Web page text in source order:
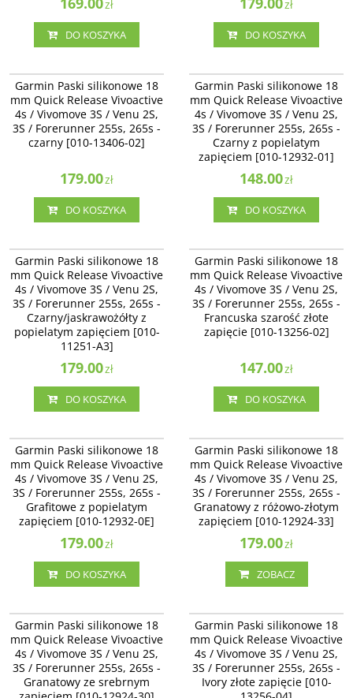
zł
DO KOSZYKA
zł
DO KOSZYKA
Garmin Paski silikonowe 18 mm
Quick Release Vivoactive 4s /
Vivomove 3S / Venu 2S, 3S /
Forerunner 255s, 265s - czarny
[010-13406-02]
Garmin Paski silikonowe 18
mm Quick Release Vivoactive
4s / Vivomove 3S / Venu 2S,
3S / Forerunner 255s, 265s -
czarny [010-13406-02]
179.00zł
DO KOSZYKA
Garmin Paski silikonowe 18 mm
Quick Release Vivoactive 4s /
Vivomove 3S / Venu 2S - Czarny z
popielatym zapięciem [010-12932-
01]
Garmin Paski silikonowe 18
mm Quick Release Vivoactive
4s / Vivomove 3S / Venu 2S,
3S / Forerunner 255s, 265s -
Czarny z popielatym
zapięciem [010-12932-01]
148.00zł
DO KOSZYKA
Garmin Paski silikonowe 18 mm
Quick Release Vivoactive 4s /
Vivomove 3S / Venu 2S /
Forerunner 255s, 265s -
Czarny/jaskrawożółty z popielatym
zapięciem [010-11251-A3]
Garmin Paski silikonowe 18
mm Quick Release Vivoactive
4s / Vivomove 3S / Venu 2S,
3S / Forerunner 255s, 265s -
Czarny/jaskrawożółty z
popielatym zapięciem [010-
11251-A3]
179.00zł
DO KOSZYKA
Garmin Paski silikonowe 18 mm
Quick Release Vivoactive 4s /
Vivomove 3S / Venu 2S, 3S /
Forerunner 255s, 265s - Francuska
szarość złote zapięcie [010-13256-
02]
Garmin Paski silikonowe 18
mm Quick Release Vivoactive
4s / Vivomove 3S / Venu 2S,
3S / Forerunner 255s, 265s -
Francuska szarość złote
zapięcie [010-13256-02]
147.00zł
DO KOSZYKA
Garmin Paski silikonowe 18 mm
Quick Release Vivoactive 4s /
Vivomove 3S / Venu 2S - Grafitowe
z popielatym zapięciem [010-12932-
0E]
Garmin Paski silikonowe 18
mm Quick Release Vivoactive
4s / Vivomove 3S / Venu 2S,
3S / Forerunner 255s, 265s -
Grafitowe z popielatym
zapięciem [010-12932-0E]
179.00zł
DO KOSZYKA
Garmin Paski silikonowe 18 mm
Quick Release Vivoactive 4s /
Vivomove 3S / Venu 2S -
Granatowy z różowo-złotym
zapięciem [010-12924-33]
Dostępność: Zakończono
produkcję. Produkt niedostępny.
Garmin Paski silikonowe 18
mm Quick Release Vivoactive
4s / Vivomove 3S / Venu 2S,
3S / Forerunner 255s, 265s -
Granatowy z różowo-złotym
zapięciem [010-12924-33]
179.00zł
ZOBACZ
Garmin Paski silikonowe 18 mm
Quick Release Vivoactive 4s /
Vivomove 3S / Venu 2S -
Granatowy ze srebrnym zapięciem
[010-12924-30]
Dostępność: Zakończono
produkcję. Produkt niedostępny.
Garmin Paski silikonowe 18
mm Quick Release Vivoactive
4s / Vivomove 3S / Venu 2S,
3S / Forerunner 255s, 265s -
Granatowy ze srebrnym
Garmin Paski silikonowe 18 mm
Quick Release Vivoactive 4s /
Vivomove 3S / Venu 2S, 3S /
Forerunner 255s, 265s - Ivory złote
zapięcie [010-13256-04]
Garmin Paski silikonowe 18
mm Quick Release Vivoactive
4s / Vivomove 3S / Venu 2S,
3S / Forerunner 255s, 265s -
Ivory złote zapięcie [010-